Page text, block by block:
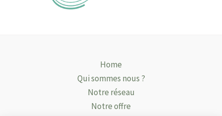
Home
Qui sommes nous ?
Notre réseau
Notre offre